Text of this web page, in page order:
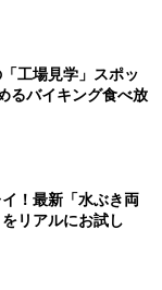
工場見学」スポッ
るバイキング食べ放
！最新「水ぶき両
リアルにお試し